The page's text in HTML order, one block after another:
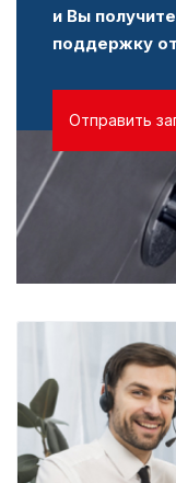
и Вы
поддержку
Отправить